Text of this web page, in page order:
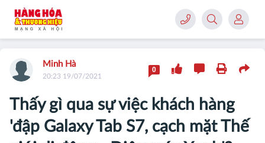
Thấy gì qua sự việc khách hàng
'đập Galaxy Tab S7, cạch mặt Thế
Minh Hà
20:23 19/07/2021
0